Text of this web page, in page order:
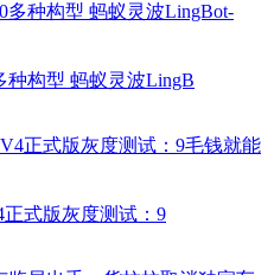
种构型 蚂蚁灵波LingB
正式版灰度测试：9